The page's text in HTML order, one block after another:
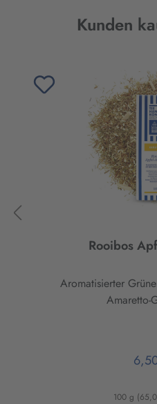
Produktgalerie überspringen
Kunden
Rooibos
Aromatisierter
Amaretto-
100 g